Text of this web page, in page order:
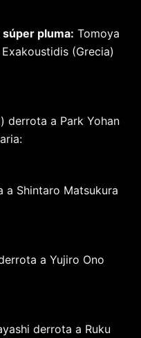
pluma: Tomoya
(Grecia)
derrota a Park Yohan
a Shintaro Matsukura
a Yujiro Ono
derrota a Ruku